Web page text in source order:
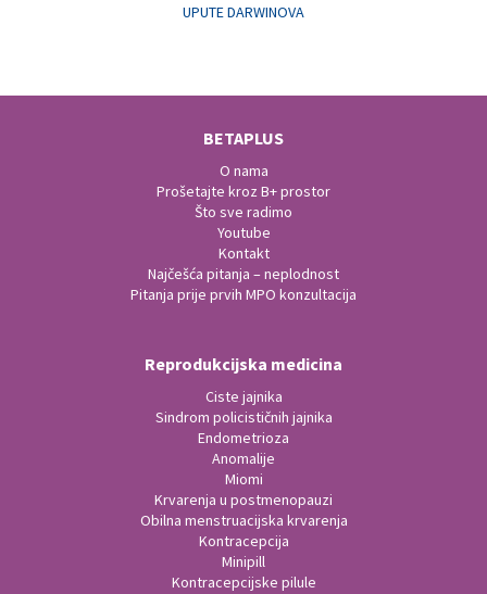
UPUTE DARWINOVA
BETAPLUS
O nama
Prošetajte kroz B+ prostor
Što sve radimo
Youtube
Kontakt
Najčešća pitanja – neplodnost
Pitanja prije prvih MPO konzultacija
Reprodukcijska medicina
Ciste jajnika
Sindrom policističnih jajnika
Endometrioza
Anomalije
Miomi
Krvarenja u postmenopauzi
Obilna menstruacijska krvarenja
Kontracepcija
Minipill
Kontracepcijske pilule